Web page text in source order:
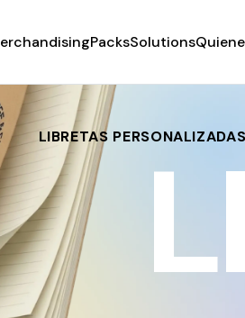
PacksSolutions
LIBRETAS